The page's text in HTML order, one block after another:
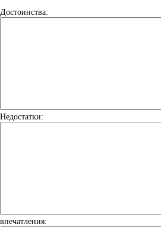
Достоинства:
Недостатки:
впечатления: